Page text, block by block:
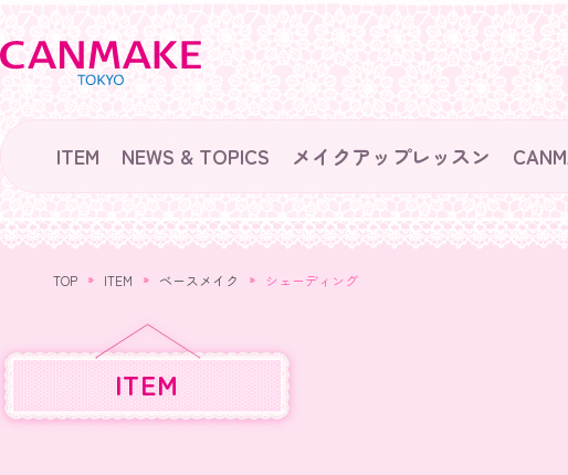
ITEM NEWS & TOPICS メイクアップレッスン
TOP ITEM ベースメイク シェーディング
ITEM